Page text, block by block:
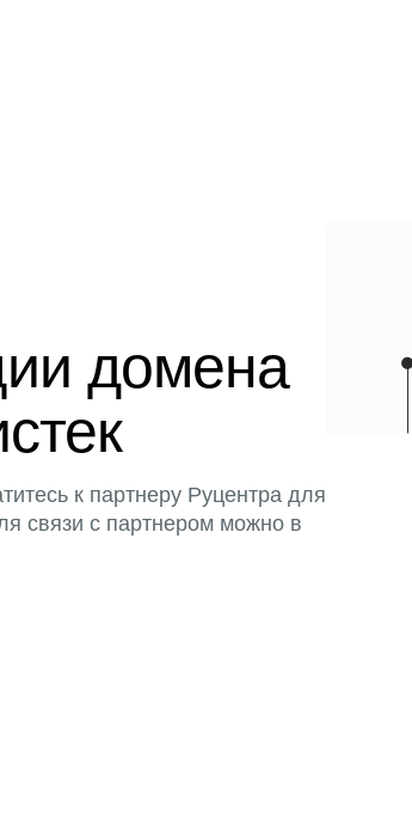
домена
к партнеру Руцентра для
связи с партнером можно в